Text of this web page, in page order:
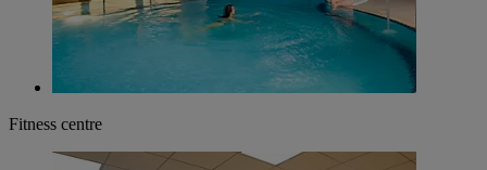
Fitness centre